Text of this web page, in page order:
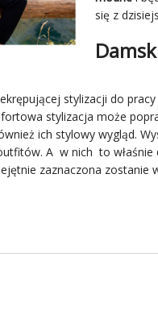
się z
stylizacji do pracy
stylizacja może
ich stylowy wygląd.
A w nich to właśnie
zaznaczona zostanie